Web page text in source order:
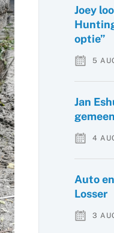
Joey
optie”
5
Jan
4
Auto
Losser
3